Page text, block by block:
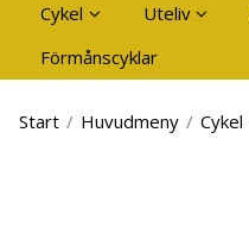
Cykel Uteliv
Förmånscyklar
Start / Huvudmeny / Cykel